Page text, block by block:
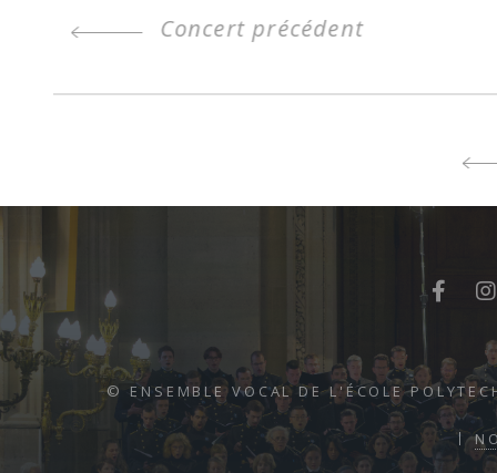
Concert précédent
© ENSEMBLE VOCAL DE L'ÉCOLE